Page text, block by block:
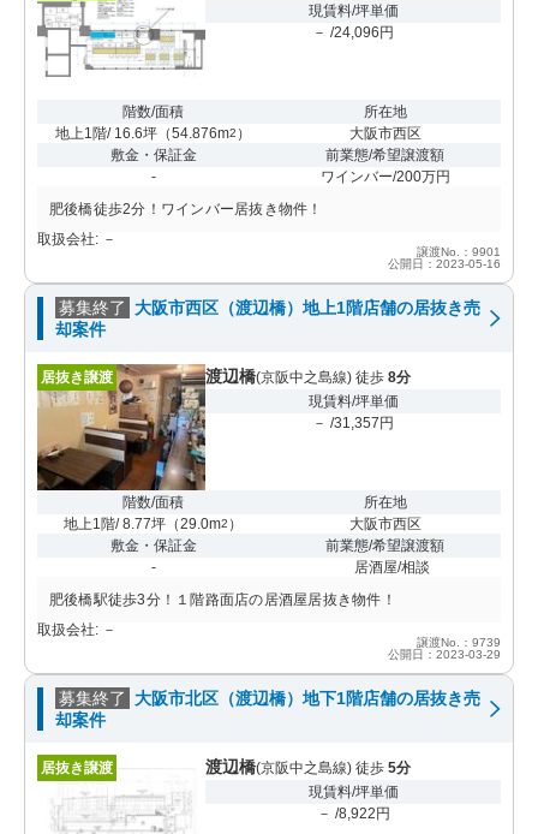
現賃料/坪単価
－ /24,096円
階数/面積
地上1階/ 16.6坪 （54.876m2 ）
所在地
大阪市西区
敷金・保証金
-
前業態/希望譲渡額
ワインバー/200万円
肥後橋徒歩2分！ワインバー居抜き物件！
取扱会社: －
譲渡No.：9901
公開日：2023-05-16
募集終了
大阪市西区（渡辺橋）地上1階店舗の居抜き売
却案件
居抜き譲渡 渡辺橋(京阪中之島線) 徒歩 8分
現賃料/坪単価
－ /31,357円
階数/面積
地上1階/ 8.77坪 （29.0m2 ）
所在地
大阪市西区
敷金・保証金
-
前業態/希望譲渡額
居酒屋/相談
肥後橋駅徒歩3分！１階路面店の居酒屋居抜き物件！
取扱会社: －
譲渡No.：9739
公開日：2023-03-29
募集終了
大阪市北区（渡辺橋）地下1階店舗の居抜き売
却案件
居抜き譲渡 渡辺橋(京阪中之島線) 徒歩 5分
現賃料/坪単価
－ /8,922円